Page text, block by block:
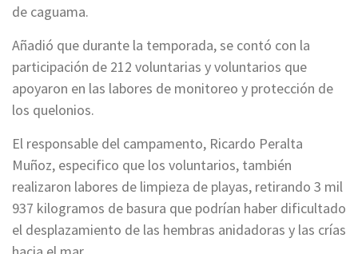
de caguama.
Añadió que durante la temporada, se contó con la
participación de 212 voluntarias y voluntarios que
apoyaron en las labores de monitoreo y protección de
los quelonios.
El responsable del campamento, Ricardo Peralta
Muñoz, especifico que los voluntarios, también
realizaron labores de limpieza de playas, retirando 3 mil
937 kilogramos de basura que podrían haber dificultado
el desplazamiento de las hembras anidadoras y las crías